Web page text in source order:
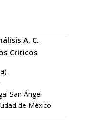
A. C.
Críticos
San Ángel
de México